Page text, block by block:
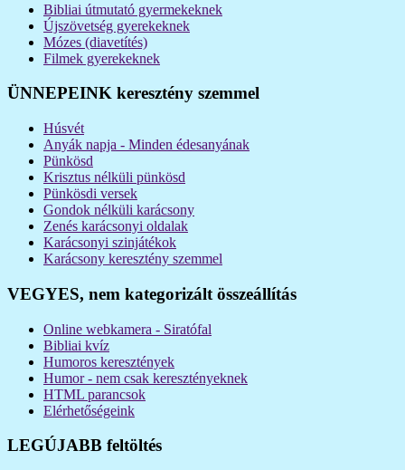
Bibliai útmutató gyermekeknek
Újszövetség gyerekeknek
Mózes (diavetítés)
Filmek gyerekeknek
ÜNNEPEINK keresztény szemmel
Húsvét
Anyák napja - Minden édesanyának
Pünkösd
Krisztus nélküli pünkösd
Pünkösdi versek
Gondok nélküli karácsony
Zenés karácsonyi oldalak
Karácsonyi szinjátékok
Karácsony keresztény szemmel
VEGYES, nem kategorizált összeállítás
Online webkamera - Siratófal
Bibliai kvíz
Humoros keresztények
Humor - nem csak keresztényeknek
HTML parancsok
Elérhetőségeink
LEGÚJABB feltöltés